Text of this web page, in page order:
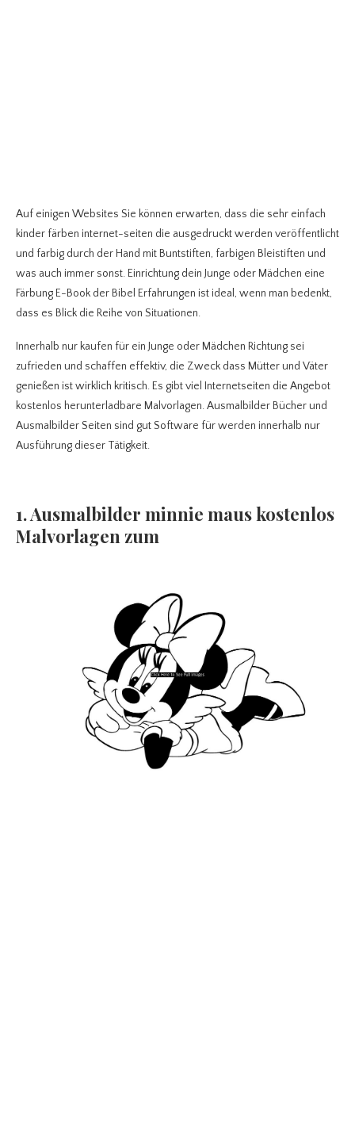
Auf einigen Websites Sie können erwarten, dass die sehr einfach
kinder färben internet-seiten die ausgedruckt werden veröffentlicht
und farbig durch der Hand mit Buntstiften, farbigen Bleistiften und
was auch immer sonst. Einrichtung dein Junge oder Mädchen eine
Färbung E-Book der Bibel Erfahrungen ist ideal, wenn man bedenkt,
dass es Blick die Reihe von Situationen.
Innerhalb nur kaufen für ein Junge oder Mädchen Richtung sei
zufrieden und schaffen effektiv, die Zweck dass Mütter und Väter
genießen ist wirklich kritisch. Es gibt viel Internetseiten die Angebot
kostenlos herunterladbare Malvorlagen. Ausmalbilder Bücher und
Ausmalbilder Seiten sind gut Software für werden innerhalb nur
Ausführung dieser Tätigkeit.
1. Ausmalbilder minnie maus kostenlos
Malvorlagen zum